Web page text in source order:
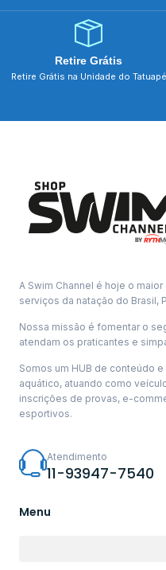
Retire Grátis
Retire Grátis na Unidade do Tatuapé
A Swim Channel é hoje o
serviços da natação do Brasil,
Nossa missão é fomentar o
atendam os praticantes e
Somos um HUB de conteúdo
aquático, atuando como
inscrições de provas, e-
esportivos.
Atendimento
11-93947-7540
Menu